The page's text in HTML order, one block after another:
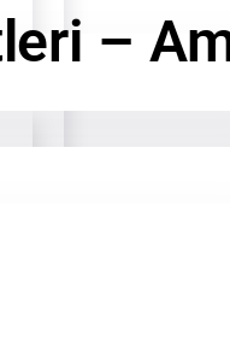
–